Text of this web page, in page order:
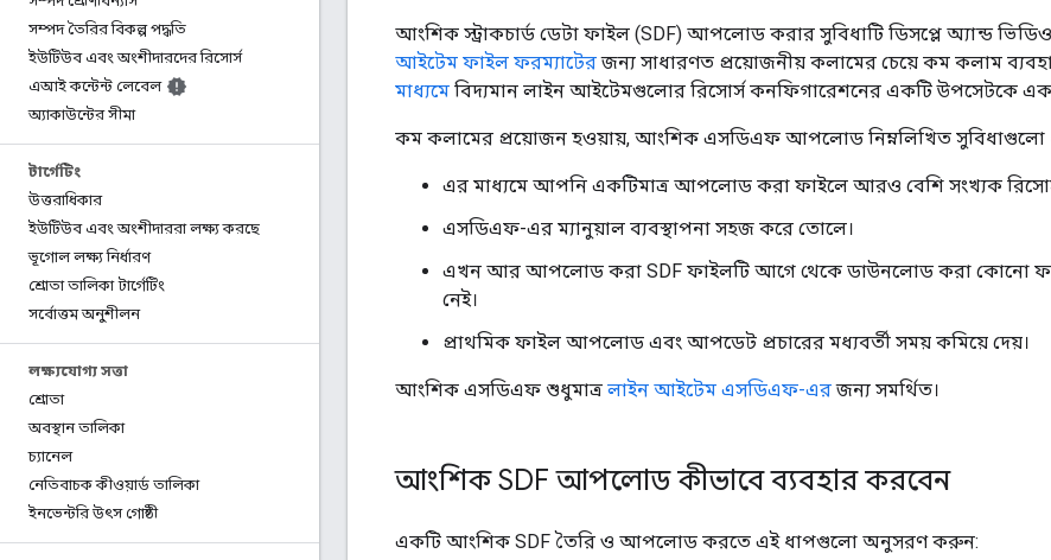
সম্পদ তৈরির বিকল্প পদ্ধতি
ইউটিউব এবং অংশীদারদের রিসোর্স
এআই কন্টেন্ট লেবেল
অ্যাকাউন্টের সীমা
টার্গেটিং
উত্তরাধিকার
ইউটিউব এবং অংশীদাররা লক্ষ্য করছে
ভূগোল লক্ষ্য নির্ধারণ
শ্রোতা তালিকা টার্গেটিং
সর্বোত্তম অনুশীলন
লক্ষ্যযোগ্য সত্তা
শ্রোতা
অবস্থান তালিকা
চ্যানেল
নেতিবাচক কীওয়ার্ড তালিকা
ইনভেন্টরি উৎস গোষ্ঠী
আংশিক স্ট্রাকচার্ড ডেটা ফাইল (SDF) আপলোড করার সুবিধাটি ডিসপ্লে অ্যান্ড
আইটেম ফাইল ফরম্যাটেরজন্য সাধারণত প্রয়োজনীয় কলামের চেয়ে কম কলাম
মাধ্যমে বিদ্যমান লাইন আইটেমগুলোর রিসোর্স কনফিগারেশনের একটি উপসেটকে
কম কলামের প্রয়োজন হওয়ায়, আংশিক এসডিএফ আপলোড নিম্নলিখিত সুবিধাগুলো
এর মাধ্যমে আপনি একটিমাত্র আপলোড করা ফাইলে আরও বেশি সংখ্যক
এসডিএফ-এর ম্যানুয়াল ব্যবস্থাপনা সহজ করে তোলে।
এখন আর আপলোড করা SDF ফাইলটি আগে থেকে ডাউনলোড করা কোনো
নেই।
প্রাথমিক ফাইল আপলোড এবং আপডেট প্রচারের মধ্যবর্তী সময় কমিয়ে দেয়।
আংশিক এসডিএফ শুধুমাত্র লাইন আইটেম এসডিএফ-এরজন্য সমর্থিত।
আংশিক SDF আপলোড কীভাবে ব্যবহার করবেন
একটি আংশিক SDF তৈরি ও আপলোড করতে এই ধাপগুলো অনুসরণ করুন: